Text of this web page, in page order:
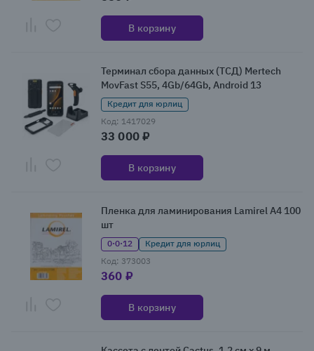
В корзину
Терминал сбора данных (ТСД) Mertech
MovFast S55, 4Gb/64Gb, Android 13
Кредит для юрлиц
Код: 1417029
33 000 ₽
В корзину
Пленка для ламинирования Lamirel A4 100
шт
0·0·12
Кредит для юрлиц
Код: 373003
360 ₽
В корзину